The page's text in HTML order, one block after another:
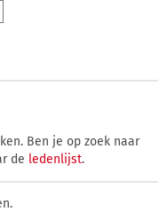
Ben je op zoek naar
de ledenlijst.